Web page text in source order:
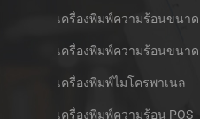
เครื่องพิมพ์ความร้อนขนาด
เครื่องพิมพ์ความร้อนขนาด
เครื่องพิมพ์ไมโครพาเนล
เครื่องพิมพ์ความร้อน POS